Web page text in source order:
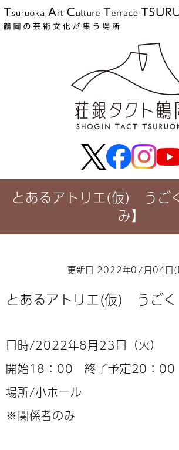
とあるアトリエ(仮) うご
み】
更新日 2022年07月04日(
とあるアトリエ(仮) うごく
日時/2022年8月23日（火）
開始18：00 終了予定20：00
場所/小ホール
※関係者のみ